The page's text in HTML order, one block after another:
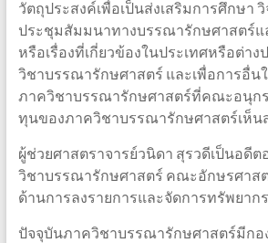
วัตถุประสงค์เพื่อเป็นส่งเสริมการศึกษา
ประชุมสัมมนาทางบรรณารักษศาสตร์แ
หรือเรื่องที่เกี่ยวข้องในประเทศหรือต่า
วิชาบรรณารักษศาสตร์ และเพื่อการอื่น
ภาควิชาบรรณารักษศาสตร์ที่คณะอนุกร
ทุนของภาควิชาบรรณารักษศาสตร์เห็น
ผู้ช่วยศาสตราจารย์วนิดา สุรวดีเป็นอดีต
วิชาบรรณารักษศาสตร์ คณะอักษรศาส
ด้านการลงรายการและจัดการทรัพยาก
ปัจจุบันภาควิชาบรรณารักษศาสตร์มีกอ